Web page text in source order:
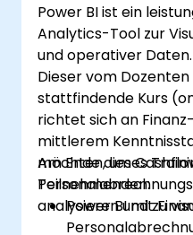
Power BI ist ein
Analytics-Tool zur
und operativer Daten.
Dieser vom
stattfindende Kurs
richtet sich an
mittlerem
möchten, um
analysieren und zu
Am Ende dieses
Teilnehmenden:
Power BI mit